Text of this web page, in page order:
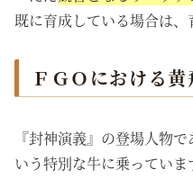
既に育成している場合は、
ＦＧＯにおける黄
『封神演義』の登場人物
いう特別な牛に乗っていま